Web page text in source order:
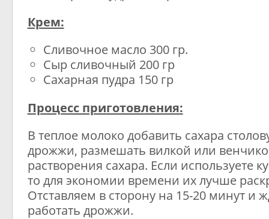
Крем:
Сливочное масло 300 гр.
Сыр сливочный 200 гр
Сахарная пудра 150 гр
Процесс приготовления:
В теплое молоко добавить сахара
дрожжи, размешать вилкой или
растворения сахара. Если используете
то для экономии времени их лучше
Отставляем в сторону на 15-20 минут и
работать дрожжи.